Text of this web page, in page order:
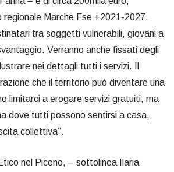
Marche Fse +2021-2027.
tra soggetti vulnerabili, giovani a
Verranno anche fissati degli
nei dettagli tutti i servizi. Il
che il territorio può diventare una
limitarci a erogare servizi gratuiti, ma
dove tutti possono sentirsi a casa,
collettiva”.
nel Piceno, – sottolinea Ilaria